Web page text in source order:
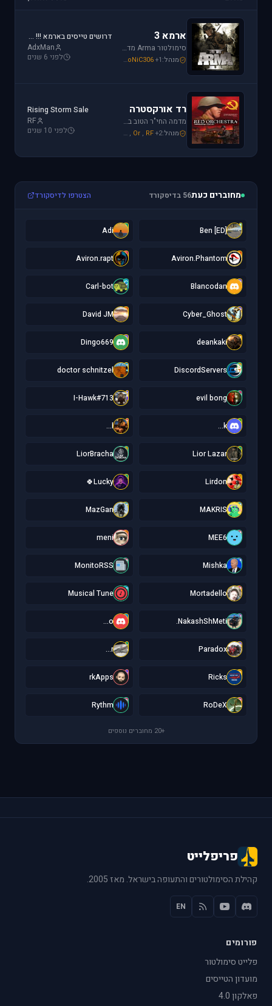
ארמא 3
סימולטור Arma מדמה את לוחמת שדה הקרב ברמה ריאליסטית גבוהה. בנוסף, ארמא משלב בין לוחמה אווירית ללוחמת שדה קרקעית.
מנהל: galzohar SoNiC306+1
דרושים טייסים בארמא !!! Sayeret Matkal Clan
AdxMan
לפני 6 שנים
רד אורקסטרה
מדמה החי"ר הטוב ביותר שיצא למלחמת העולם השנייה. המשחק היחידי שמחזיר אותך לחזית המזרחית. כולל לוחמת חי"ר ושריון.
מנהל: Mike_69th , Or , RF+2
Rising Storm Sale
RF
לפני 10 שנים
מחוברים כעת56 בדיסקורד הצטרפו לדיסקורד
[
[ED] Ben
A
Adi
A
Aviron.Phantom
A
Aviron.rapt
B
Blancodan
C
Carl-bot
C
Cyber_Ghost
D
David JM
d
deankaki
D
Dingo669
D
DiscordServers
d
doctor schnitzel
e
evil bong
I
I-Hawk#713
k
k...
l
l...
L
Lior Lazar
L
LiorBracha
L
Lirdon
L
Lucky🍀
M
MAKRIS
M
MazGan
M
MEE6
m
meni
M
Mishka
M
MonitoRSS
M
Mortadello
M
Musical Tune
N
NakashShMeti.
o
o...
P
Paradox
r
r...
R
Ricks
r
rkApps
R
RoDeX
R
Rythm
+20 מחוברים נוספים
פריפלייט
קהילת הסימולטורים והתעופה בישראל. מאז 2005.
EN
פורומים
פלייט סימולטור
מועדון הטייסים
פאלקון 4.0